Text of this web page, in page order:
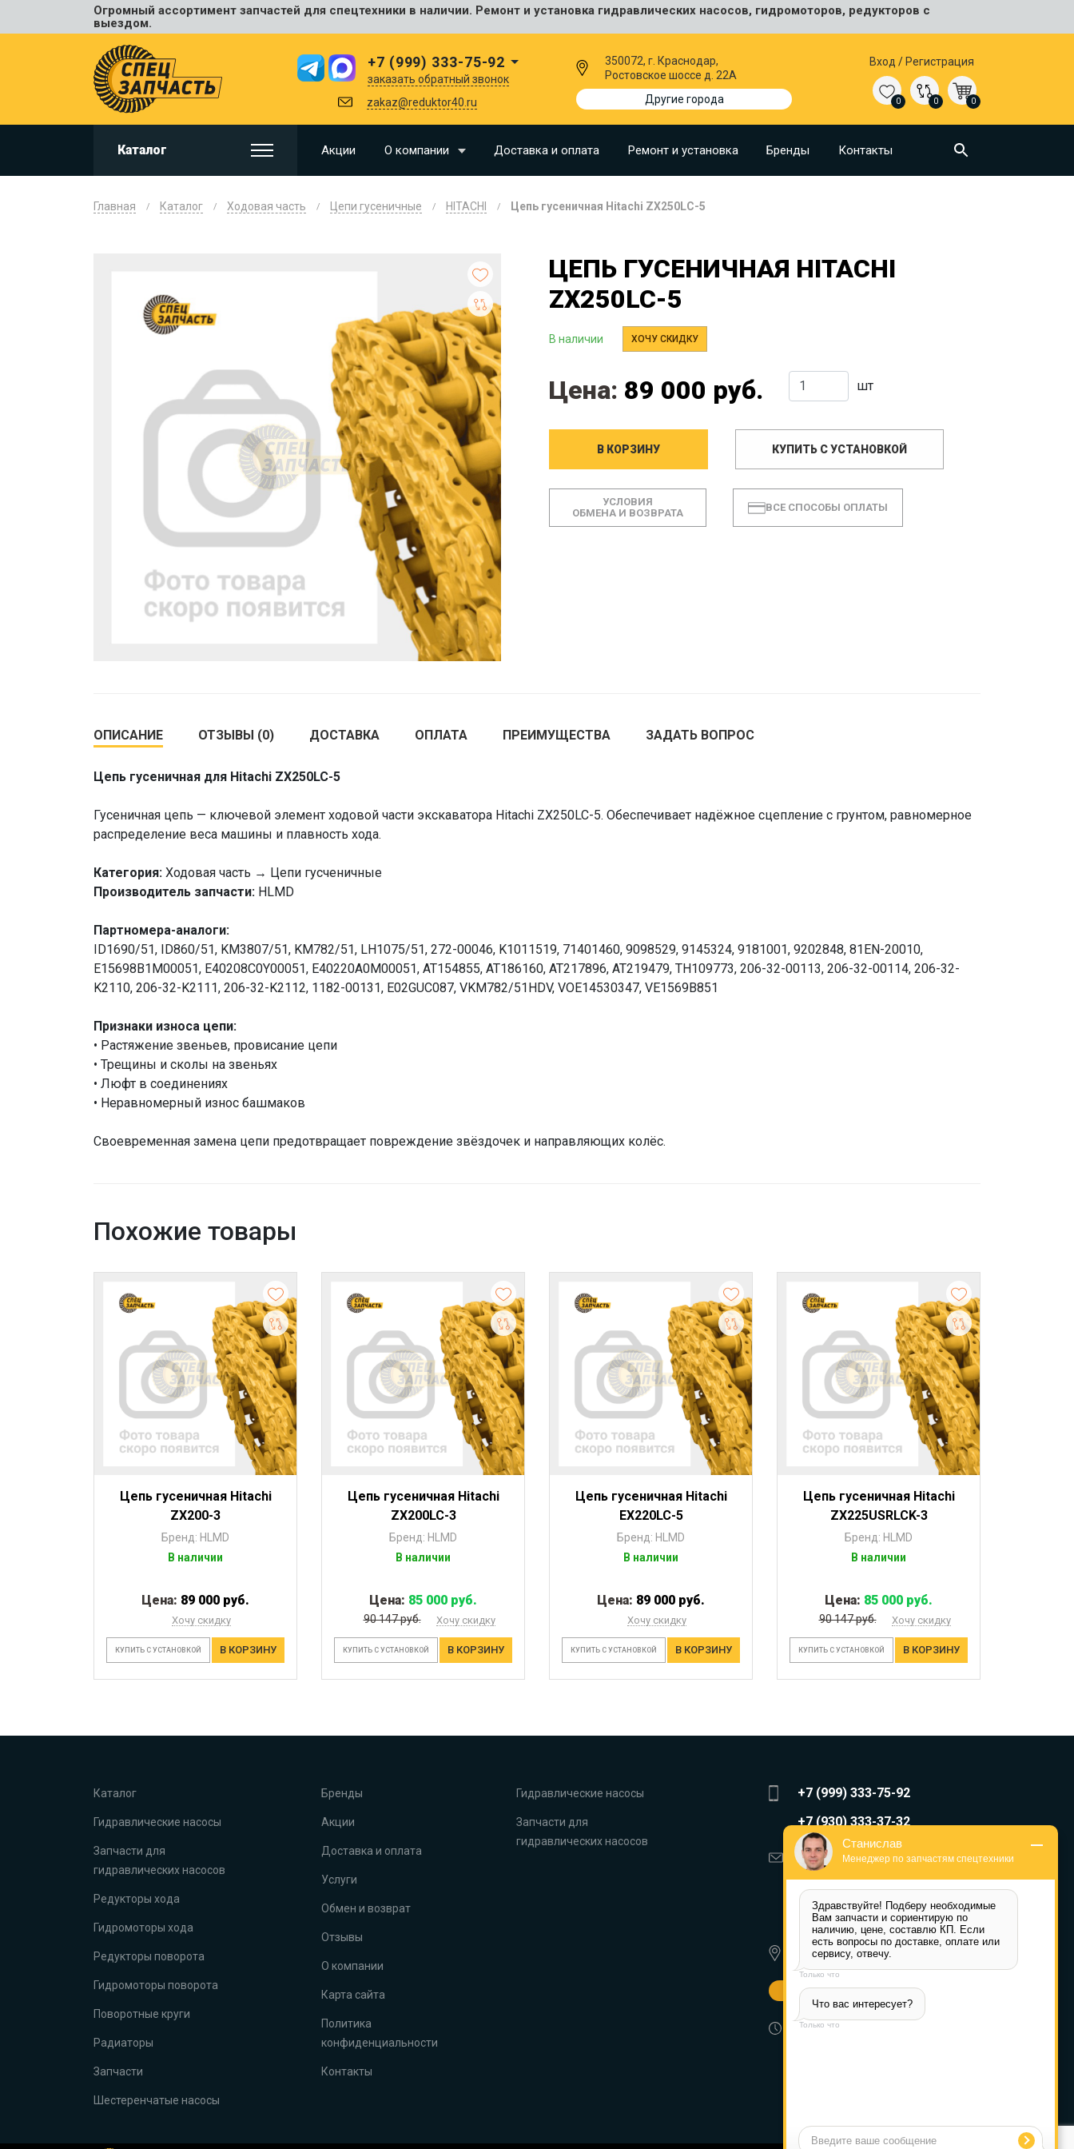
Огромный ассортимент запчастей для спецтехники в наличии. Ремонт и установка гидравлических насосов, гидромоторов, редукторов с
выездом.
+7 (999) 333-75-92
заказать обратный звонок
zakaz@reduktor40.ru
350072, г. Краснодар,
Ростовское шоссе д. 22А
Другие города
Вход / Регистрация
0 0 0
Каталог Акции О компании Доставка и оплата Ремонт и установка Бренды Контакты
Универсальные
HITACHI
HYUNDAI
VOLVO
CAT
CASE
SUMITOMO
JOHN DEERE
Главная Каталог Ходовая часть Цепи гусеничные HITACHI Цепь гусеничная Hitachi ZX250LC-5
ЦЕПЬ ГУСЕНИЧНАЯ HITACHI
ZX250LC-5
В наличии ХОЧУ СКИДКУ
Цена: 89 000 руб. шт
В КОРЗИНУ КУПИТЬ С УСТАНОВКОЙ
УСЛОВИЯ
ОБМЕНА И ВОЗВРАТА
ВСЕ СПОСОБЫ ОПЛАТЫ
ОПИСАНИЕ ОТЗЫВЫ (0) ДОСТАВКА ОПЛАТА ПРЕИМУЩЕСТВА ЗАДАТЬ ВОПРОС
Цепь гусеничная для Hitachi ZX250LC-5
Гусеничная цепь — ключевой элемент ходовой части экскаватора Hitachi ZX250LC-5. Обеспечивает надёжное сцепление с грунтом, равномерное
распределение веса машины и плавность хода.
Категория: Ходовая часть → Цепи гусченичные
Производитель запчасти: HLMD
Партномера-аналоги:
ID1690/51, ID860/51, KM3807/51, KM782/51, LH1075/51, 272-00046, K1011519, 71401460, 9098529, 9145324, 9181001, 9202848, 81EN-20010,
E15698B1M00051, E40208C0Y00051, E40220A0M00051, AT154855, AT186160, AT217896, AT219479, TH109773, 206-32-00113, 206-32-00114, 206-32-
K2110, 206-32-K2111, 206-32-K2112, 1182-00131, E02GUC087, VKM782/51HDV, VOE14530347, VE1569B851
Признаки износа цепи:
• Растяжение звеньев, провисание цепи
• Трещины и сколы на звеньях
• Люфт в соединениях
• Неравномерный износ башмаков
Своевременная замена цепи предотвращает повреждение звёздочек и направляющих колёс.
Похожие товары
Цепь гусеничная Hitachi
ZX200-3
Бренд: HLMD
В наличии
Цена: 89 000 руб.
Хочу скидку
КУПИТЬ С УСТАНОВКОЙ В КОРЗИНУ
Цепь гусеничная Hitachi
ZX200LC-3
Бренд: HLMD
В наличии
Цена: 85 000 руб.
90 147 руб. Хочу скидку
КУПИТЬ С УСТАНОВКОЙ В КОРЗИНУ
Цепь гусеничная Hitachi
EX220LC-5
Бренд: HLMD
В наличии
Цена: 89 000 руб.
Хочу скидку
КУПИТЬ С УСТАНОВКОЙ В КОРЗИНУ
Цепь гусеничная Hitachi
ZX225USRLCK-3
Бренд: HLMD
В наличии
Цена: 85 000 руб.
90 147 руб. Хочу скидку
КУПИТЬ С УСТАНОВКОЙ В КОРЗИНУ
Каталог
Гидравлические насосы
Запчасти для
гидравлических насосов
Редукторы хода
Гидромоторы хода
Редукторы поворота
Гидромоторы поворота
Поворотные круги
Радиаторы
Запчасти
Шестеренчатые насосы
Бренды
Акции
Доставка и оплата
Услуги
Обмен и возврат
Отзывы
О компании
Карта сайта
Политика
конфиденциальности
Контакты
Гидравлические насосы
Запчасти для
гидравлических насосов
+7 (999) 333-75-92
+7 (930) 333-37-32
zakaz@reduktor40.ru
reductor-40@mail.ru
reduktora40@mail.ru
350072, г. Краснодар,
Ростовское шоссе д. 22А
Другие города
Пн-Пт: 8:30-17:30 (МСК) Сб-Вс:
Станислав
Менеджер по запчастям спецтехники
Здравствуйте! Подберу необходимые
Вам запчасти и сориентирую по
наличию, цене, составлю КП. Если
есть вопросы по доставке, оплате или
сервису, отвечу.
Только что
Что вас интересует?
Только что